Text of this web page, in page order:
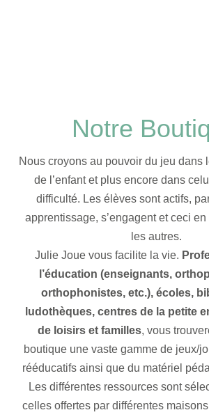
Notre
Nous croyons au pouvoir du jeu dans
de l’enfant et plus encore dans
difficulté. Les élèves sont actifs,
apprentissage, s’engagent et ceci
les autres.
Julie Joue vous facilite la vie.
l’éducation (enseignants,
orthophonistes, etc.), écoles,
ludothèques, centres de la petite
de loisirs et familles, vous
boutique une vaste gamme de jeux/
rééducatifs ainsi que du matériel
Les différentes ressources sont
celles offertes par différentes